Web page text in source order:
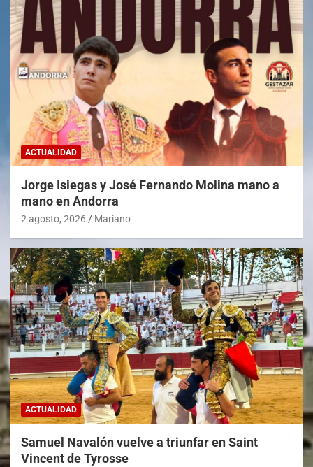
ACTUALIDAD
Jorge Isiegas y José Fernando Molina mano a
mano en Andorra
2 agosto, 2026 Mariano
ACTUALIDAD
Samuel Navalón vuelve a triunfar en Saint
Vincent de Tyrosse